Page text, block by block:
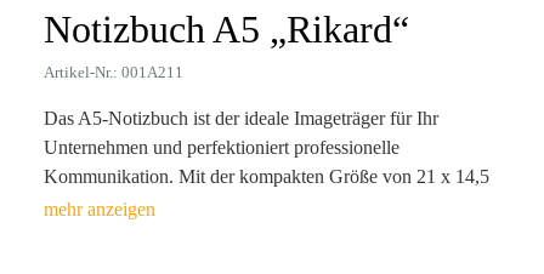
Notizbuch A5 „Rikard“
Artikel-Nr.: 001A211
Das A5-Notizbuch ist der ideale Imageträger für Ihr
Unternehmen und perfektioniert professionelle
Kommunikation. Mit der kompakten Größe von 21 x 14,5
cm passt es mühelos in jede Schule oder Bürotasche und